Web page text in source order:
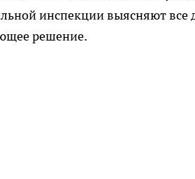
инспекции выясняют все
решение.